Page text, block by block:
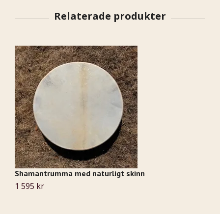
Shamantrumma med naturligt skinn
1 595 kr